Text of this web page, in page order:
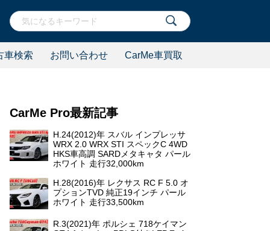
車検索 お問い合わせ CarMe車買取
CarMe Pro最新記事
H.24(2012)年 スバル インプレッサ
WRX 2.0 WRX STI スペックC 4WD
HKS車高調 SARDメタキャタ パール
ホワイト 走行32,000km
H.28(2016)年 レクサス RC F 5.0 オ
プションTVD 純正19インチ パール
ホワイト 走行33,500km
R.3(2021)年 ポルシェ 718ケイマン